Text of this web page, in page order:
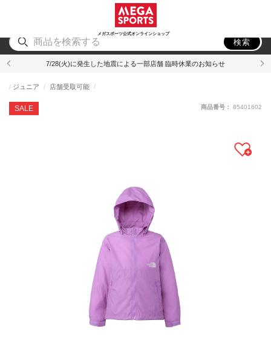
メガスポーツ公式オンラインショップ
アウトドア
検索
7/28(火)に発生した地震による一部店舗 臨時休業のお知らせ
SALE
ジュニア 店舗受取可能
商品番号： 85401602